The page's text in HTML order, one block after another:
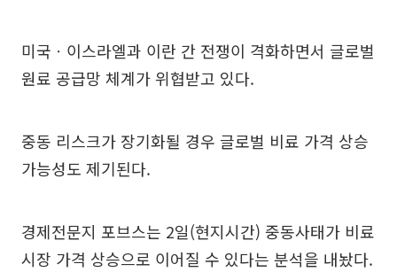
미국ㆍ이스라엘과 이란 간 전쟁이 격화하면서 글로벌
원료 공급망 체계가 위협받고 있다.
중동 리스크가 장기화될 경우 글로벌 비료 가격 상승
가능성도 제기된다.
경제전문지 포브스는 2일(현지시간) 중동사태가 비료
시장 가격 상승으로 이어질 수 있다는 분석을 내놨다.